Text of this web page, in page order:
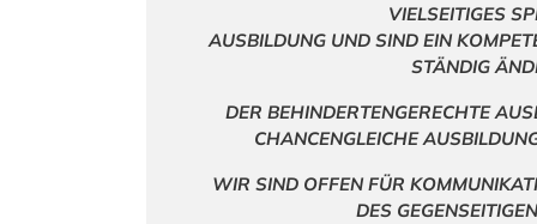
VIELSEITIGES
AUSBILDUNG UND SIND EIN
STÄNDIG
DER BEHINDERTENGERECHTE
CHANCENGLEICHE
WIR SIND OFFEN FÜR
DES